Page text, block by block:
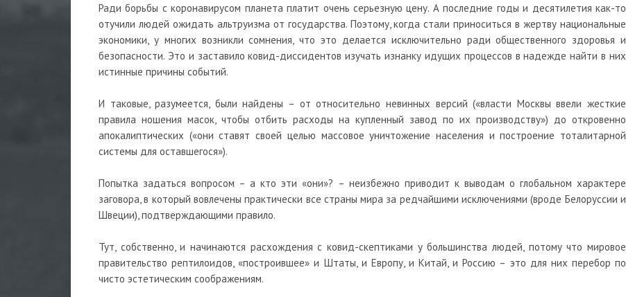
Ради борьбы с коронавирусом планета платит очень серьезную цену. А последние годы и десятилетия как-то
отучили людей ожидать альтруизма от государства. Поэтому, когда стали приноситься в жертву национальные
экономики, у многих возникли сомнения, что это делается исключительно ради общественного здоровья и
безопасности. Это и заставило ковид-диссидентов изучать изнанку идущих процессов в надежде найти в них
истинные причины событий.
И таковые, разумеется, были найдены – от относительно невинных версий («власти Москвы ввели жесткие
правила ношения масок, чтобы отбить расходы на купленный завод по их производству») до откровенно
апокалиптических («они ставят своей целью массовое уничтожение населения и построение тоталитарной
системы для оставшегося»).
Попытка задаться вопросом – а кто эти «они»? – неизбежно приводит к выводам о глобальном характере
заговора, в который вовлечены практически все страны мира за редчайшими исключениями (вроде Белоруссии и
Швеции), подтверждающими правило.
Тут, собственно, и начинаются расхождения с ковид-скептиками у большинства людей, потому что мировое
правительство рептилоидов, «построившее» и Штаты, и Европу, и Китай, и Россию – это для них перебор по
чисто эстетическим соображениям.